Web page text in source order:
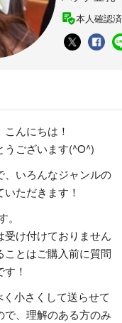
本人確認済
んにちは！
うございます(^O^)
、いろんなジャンルの
ただきます！
受け付けておりません
ことはご購入前に質問
！
小さくして送らせて
で、理解のある方のみ